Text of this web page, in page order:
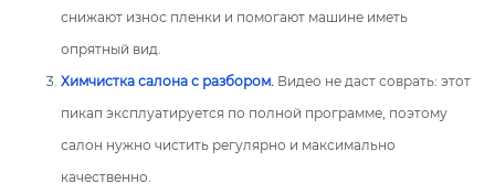
снижают износ пленки и помогают машине иметь
опрятный вид.
Химчистка салона с разбором. Видео не даст соврать: этот
пикап эксплуатируется по полной программе, поэтому
салон нужно чистить регулярно и максимально
качественно.